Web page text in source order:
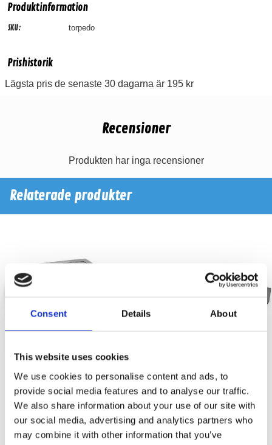
Consent Details About
This website uses cookies
We use cookies to personalise content and ads, to
provide social media features and to analyse our traffic.
We also share information about your use of our site with
our social media, advertising and analytics partners who
may combine it with other information that you’ve
Produktinformation
SKU: torpedo
Prishistorik
Lägsta pris de senaste 30 dagarna är 195 kr
Recensioner
Produkten har inga recensioner
Relaterade produkter
88x88 mm
Snabblager 1-3 dagar
4 element 833x307mm - 307x115mm
Snabblager 1-3 dagar